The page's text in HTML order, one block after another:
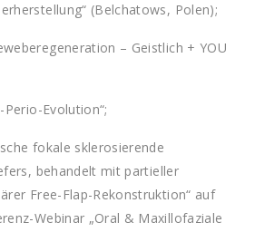
(Belchatows, Polen);
– Geistlich + YOU
Evolution“;
fokale sklerosierende
behandelt mit partieller
Free-Flap-Rekonstruktion“ auf
Webinar „Oral & Maxillofaziale